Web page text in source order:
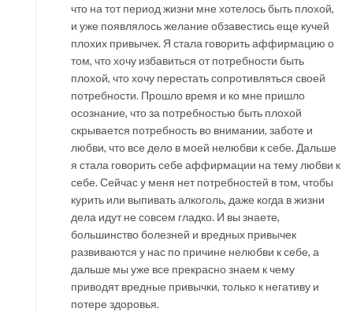
что на тот период жизни мне хотелось быть плохой,
и уже появлялось желание обзавестись еще кучей
плохих привычек. Я стала говорить аффирмацию о
том, что хочу избавиться от потребности быть
плохой, что хочу перестать сопротивляться своей
потребности. Прошло время и ко мне пришло
осознание, что за потребностью быть плохой
скрывается потребность во внимании, заботе и
любви, что все дело в моей нелюбви к себе. Дальше
я стала говорить себе аффирмации на тему любви к
себе. Сейчас у меня нет потребностей в том, чтобы
курить или выпивать алкоголь, даже когда в жизни
дела идут не совсем гладко. И вы знаете,
большинство болезней и вредных привычек
развиваются у нас по причине нелюбви к себе, а
дальше мы уже все прекрасно знаем к чему
приводят вредные привычки, только к негативу и
потере здоровья.